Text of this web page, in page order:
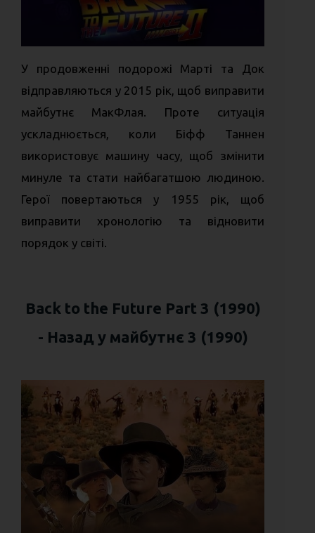
У продовженні подорожі Марті та Док
відправляються у 2015 рік, щоб виправити
майбутнє МакФлая. Проте ситуація
ускладнюється, коли Біфф Таннен
використовує машину часу, щоб змінити
минуле та стати найбагатшою людиною.
Герої повертаються у 1955 рік, щоб
виправити хронологію та відновити
порядок у світі.
Back to the Future Part 3 (1990)
- Назад у майбутнє 3 (1990)